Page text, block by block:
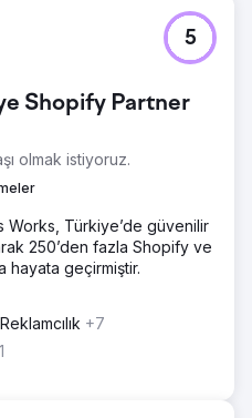
Shopify Partner
olmak istiyoruz.
5
Works, Türkiye’de güvenilir
250’den fazla Shopify ve
hayata geçirmiştir.
+7